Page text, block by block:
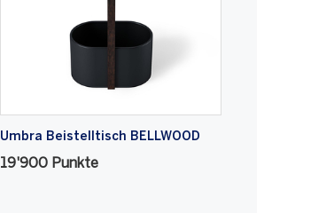
Umbra Beistelltisch BELLWOOD
19'900 Punkte